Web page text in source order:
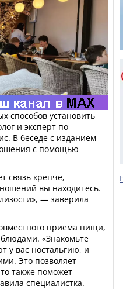
способов установить
и эксперт по
В беседе с изданием
с помощью
связь крепче,
вы находитесь.
— заверила
приема пищи,
«Знакомьте
у вас ностальгию, и
Это позволяет
также поможет
специалистка.